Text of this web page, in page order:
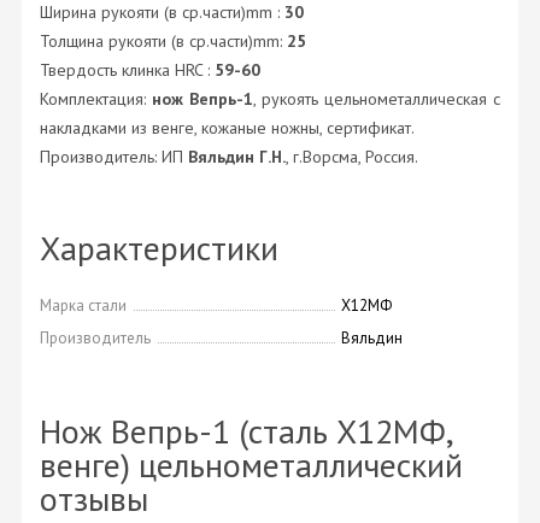
Ширина рукояти (в ср.части)mm : 30
Толщина рукояти (в ср.части)mm: 25
Твердость клинка HRC : 59-60
Комплектация: нож Вепрь-1, рукоять цельнометаллическая с
накладками из венге, кожаные ножны, сертификат.
Производитель: ИП Вяльдин Г.Н., г.Ворсма, Россия.
Характеристики
Марка стали
Х12МФ
Производитель
Вяльдин
Нож Вепрь-1 (сталь Х12МФ,
венге) цельнометаллический
отзывы